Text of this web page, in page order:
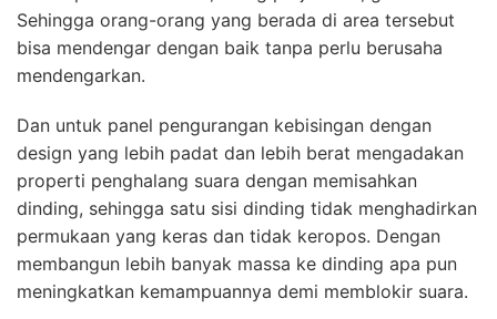
Sehingga orang-orang yang berada di area tersebut
bisa mendengar dengan baik tanpa perlu berusaha
mendengarkan.
Dan untuk panel pengurangan kebisingan dengan
design yang lebih padat dan lebih berat mengadakan
properti penghalang suara dengan memisahkan
dinding, sehingga satu sisi dinding tidak menghadirkan
permukaan yang keras dan tidak keropos. Dengan
membangun lebih banyak massa ke dinding apa pun
meningkatkan kemampuannya demi memblokir suara.